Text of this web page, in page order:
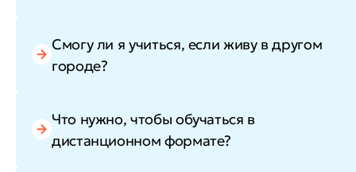
Смогу ли я учиться, если живу в другом
городе?
Что нужно, чтобы обучаться в
дистанционном формате?